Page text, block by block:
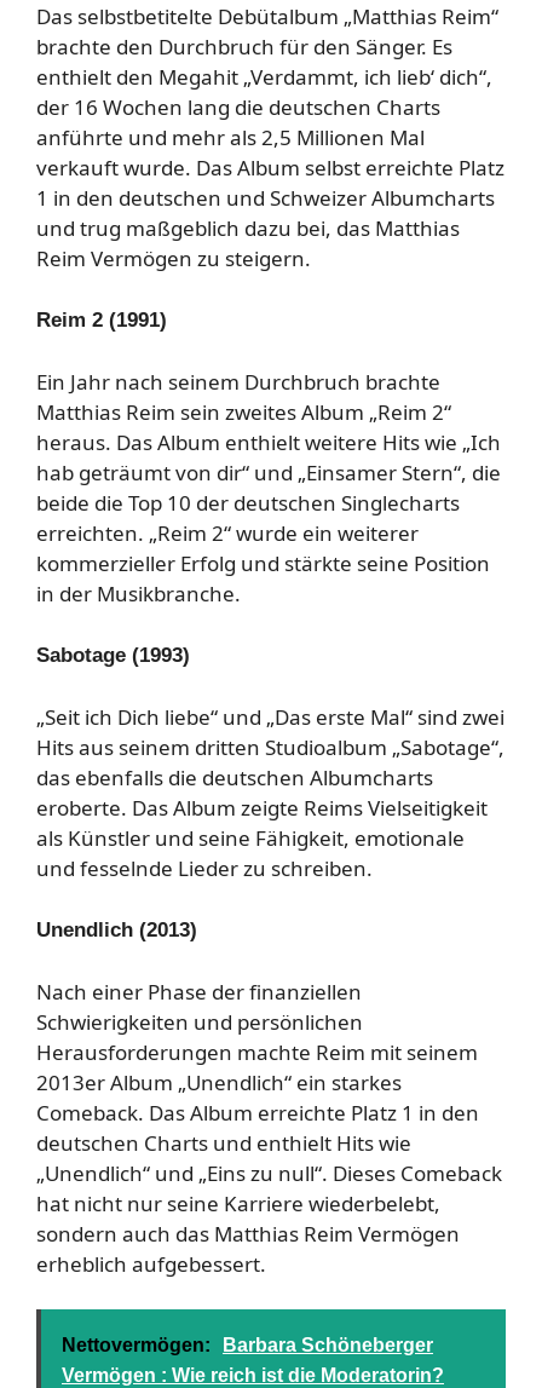
Das selbstbetitelte Debütalbum „Matthias Reim“
brachte den Durchbruch für den Sänger. Es
enthielt den Megahit „Verdammt, ich lieb‘ dich“,
der 16 Wochen lang die deutschen Charts
anführte und mehr als 2,5 Millionen Mal
verkauft wurde. Das Album selbst erreichte Platz
1 in den deutschen und Schweizer Albumcharts
und trug maßgeblich dazu bei, das Matthias
Reim Vermögen zu steigern.
Reim 2 (1991)
Ein Jahr nach seinem Durchbruch brachte
Matthias Reim sein zweites Album „Reim 2“
heraus. Das Album enthielt weitere Hits wie „Ich
hab geträumt von dir“ und „Einsamer Stern“, die
beide die Top 10 der deutschen Singlecharts
erreichten. „Reim 2“ wurde ein weiterer
kommerzieller Erfolg und stärkte seine Position
in der Musikbranche.
Sabotage (1993)
„Seit ich Dich liebe“ und „Das erste Mal“ sind zwei
Hits aus seinem dritten Studioalbum „Sabotage“,
das ebenfalls die deutschen Albumcharts
eroberte. Das Album zeigte Reims Vielseitigkeit
als Künstler und seine Fähigkeit, emotionale
und fesselnde Lieder zu schreiben.
Unendlich (2013)
Nach einer Phase der finanziellen
Schwierigkeiten und persönlichen
Herausforderungen machte Reim mit seinem
2013er Album „Unendlich“ ein starkes
Comeback. Das Album erreichte Platz 1 in den
deutschen Charts und enthielt Hits wie
„Unendlich“ und „Eins zu null“. Dieses Comeback
hat nicht nur seine Karriere wiederbelebt,
sondern auch das Matthias Reim Vermögen
erheblich aufgebessert.
Nettovermögen:
Barbara Schöneberger
Vermögen : Wie reich ist die Moderatorin?